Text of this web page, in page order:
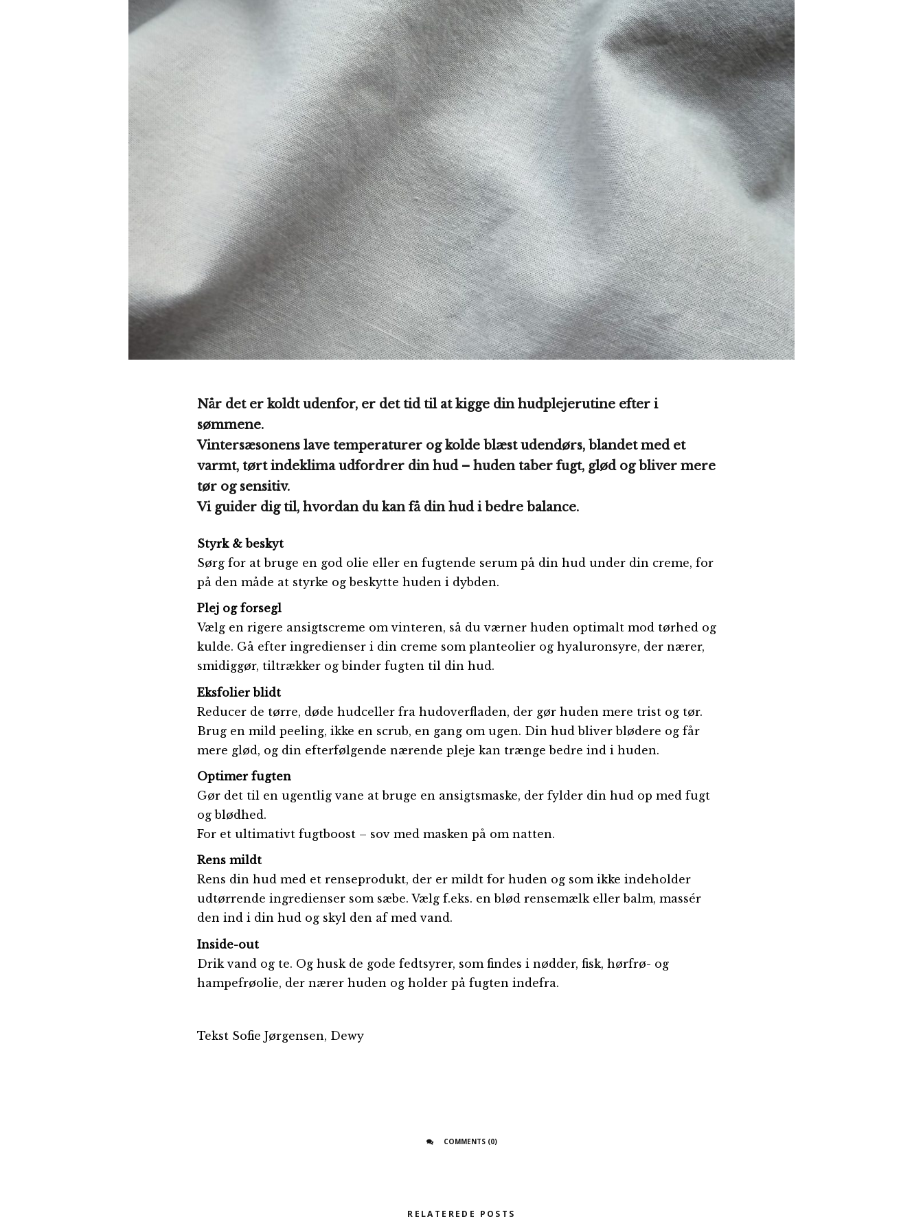
Når det er koldt udenfor, er det tid til at kigge din hudplejerutine efter i
sømmene.
Vintersæsonens lave temperaturer og kolde blæst udendørs, blandet med et
varmt, tørt indeklima udfordrer din hud – huden taber fugt, glød og bliver mere
tør og sensitiv.
Vi guider dig til, hvordan du kan få din hud i bedre balance.
Styrk & beskyt
Sørg for at bruge en god olie eller en fugtende serum på din hud under din creme, for
på den måde at styrke og beskytte huden i dybden.
Plej og forsegl
Vælg en rigere ansigtscreme om vinteren, så du værner huden optimalt mod tørhed og
kulde. Gå efter ingredienser i din creme som planteolier og hyaluronsyre, der nærer,
smidiggør, tiltrækker og binder fugten til din hud.
Eksfolier blidt
Reducer de tørre, døde hudceller fra hudoverfladen, der gør huden mere trist og tør.
Brug en mild peeling, ikke en scrub, en gang om ugen. Din hud bliver blødere og får
mere glød, og din efterfølgende nærende pleje kan trænge bedre ind i huden.
Optimer fugten
Gør det til en ugentlig vane at bruge en ansigtsmaske, der fylder din hud op med fugt
og blødhed.
For et ultimativt fugtboost – sov med masken på om natten.
Rens mildt
Rens din hud med et renseprodukt, der er mildt for huden og som ikke indeholder
udtørrende ingredienser som sæbe. Vælg f.eks. en blød rensemælk eller balm, massér
den ind i din hud og skyl den af med vand.
Inside-out
Drik vand og te. Og husk de gode fedtsyrer, som findes i nødder, fisk, hørfrø- og
hampefrøolie, der nærer huden og holder på fugten indefra.
Tekst Sofie Jørgensen, Dewy
COMMENTS (0)
RELATEREDE POSTS